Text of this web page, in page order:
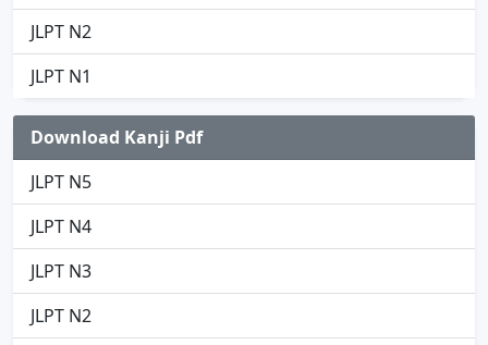
JLPT N2
JLPT N1
Download Kanji Pdf
JLPT N5
JLPT N4
JLPT N3
JLPT N2